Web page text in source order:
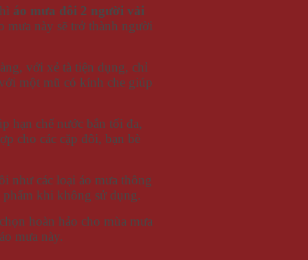
áo mưa đôi 2 người vải
mưa này sẽ trở thành người
với xẻ tà tiện dụng, chỉ
một mũ có kính che giúp
hạn chế nước bắn tối đa,
cho các cặp đôi, bạn bè
như các loại áo mưa thông
khi không sử dụng.
hoàn hảo cho mùa mưa
mưa này.